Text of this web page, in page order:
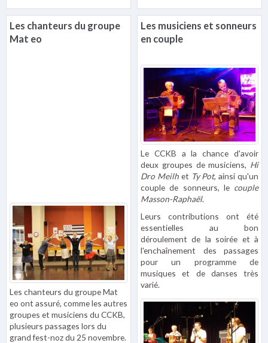
Les chanteurs du groupe
Mat eo
Les chanteurs du groupe Mat
eo ont assuré, comme les autres
groupes et musiciens du CCKB,
plusieurs passages lors du
grand fest-noz du 25 novembre.
Les musiciens et sonneurs
en couple
Le CCKB a la chance d'avoir
deux groupes de musiciens, Hi
Dro Meilhet Ty Pot, ainsi qu'un
couple de sonneurs, le couple
Masson-Raphaël.
Leurs contributions ont été
essentielles au bon
déroulement de la soirée et à
l'enchaînement des passages
pour un programme de
musiques et de danses très
varié.